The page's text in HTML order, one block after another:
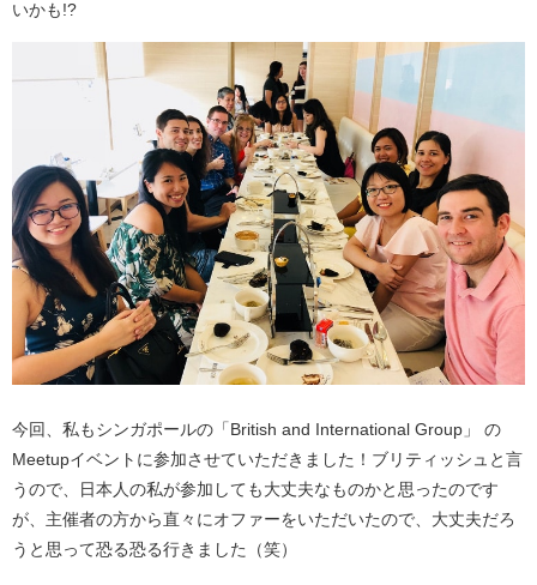
いかも!?
今回、私もシンガポールの「British and International Group」 の
Meetupイベントに参加させていただきました！ブリティッシュと言
うので、日本人の私が参加しても大丈夫なものかと思ったのです
が、主催者の方から直々にオファーをいただいたので、大丈夫だろ
うと思って恐る恐る行きました（笑）